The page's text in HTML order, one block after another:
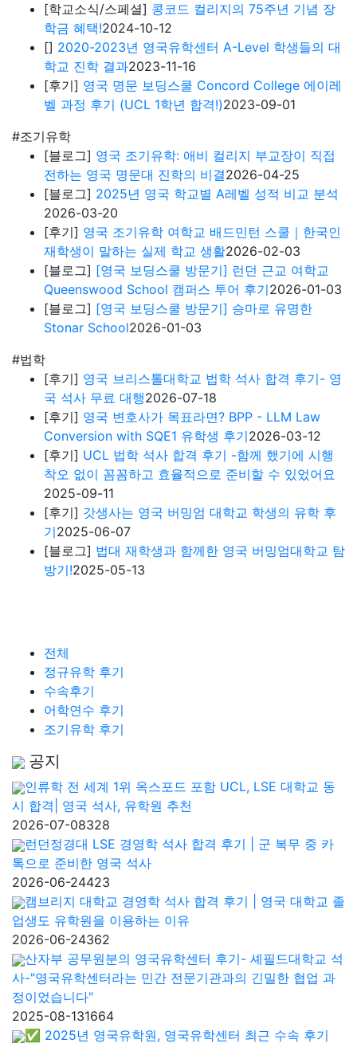
[학교소식/스페셜] 콩코드 컬리지의 75주년 기념 장
학금 혜택!2024-10-12
[] 2020-2023년 영국유학센터 A-Level 학생들의 대
학교 진학 결과2023-11-16
[후기] 영국 명문 보딩스쿨 Concord College 에이레
벨 과정 후기 (UCL 1학년 합격!)2023-09-01
#조기유학
[블로그] 영국 조기유학: 애비 컬리지 부교장이 직접
전하는 영국 명문대 진학의 비결2026-04-25
[블로그] 2025년 영국 학교별 A레벨 성적 비교 분석
2026-03-20
[후기] 영국 조기유학 여학교 배드민턴 스쿨｜한국인
재학생이 말하는 실제 학교 생활2026-02-03
[블로그] [영국 보딩스쿨 방문기] 런던 근교 여학교
Queenswood School 캠퍼스 투어 후기2026-01-03
[블로그] [영국 보딩스쿨 방문기] 승마로 유명한
Stonar School2026-01-03
#법학
[후기] 영국 브리스톨대학교 법학 석사 합격 후기- 영
국 석사 무료 대행2026-07-18
[후기] 영국 변호사가 목표라면? BPP - LLM Law
Conversion with SQE1 유학생 후기2026-03-12
[후기] UCL 법학 석사 합격 후기 -함께 했기에 시행
착오 없이 꼼꼼하고 효율적으로 준비할 수 있었어요
2025-09-11
[후기] 갓생사는 영국 버밍엄 대학교 학생의 유학 후
기2025-06-07
[블로그] 법대 재학생과 함께한 영국 버밍엄대학교 탐
방기!2025-05-13
전체
정규유학 후기
수속후기
어학연수 후기
조기유학 후기
공지
인류학 전 세계 1위 옥스포드 포함 UCL, LSE 대학교 동
시 합격| 영국 석사, 유학원 추천
2026-07-08328
런던정경대 LSE 경영학 석사 합격 후기 | 군 복무 중 카
톡으로 준비한 영국 석사
2026-06-24423
캠브리지 대학교 경영학 석사 합격 후기 | 영국 대학교 졸
업생도 유학원을 이용하는 이유
2026-06-24362
산자부 공무원분의 영국유학센터 후기- 셰필드대학교 석
사-"영국유학센터라는 민간 전문기관과의 긴밀한 협업 과
정이었습니다"
2025-08-131664
✅ 2025년 영국유학원, 영국유학센터 최근 수속 후기